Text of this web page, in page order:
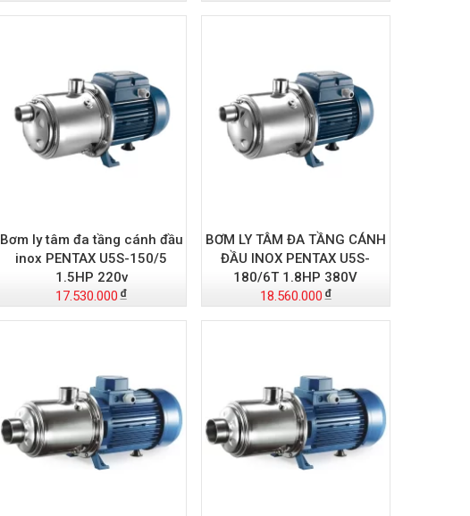
Bơm ly tâm đa tầng cánh đầu
inox PENTAX U5S-150/5
1.5HP 220v
17.530.000
BƠM LY TÂM ĐA TẦNG CÁNH
ĐẦU INOX PENTAX U5S-
180/6T 1.8HP 380V
18.560.000